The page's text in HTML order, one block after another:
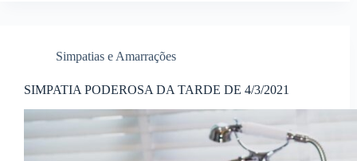
Simpatias e Amarrações
SIMPATIA PODEROSA DA TARDE DE 4/3/2021